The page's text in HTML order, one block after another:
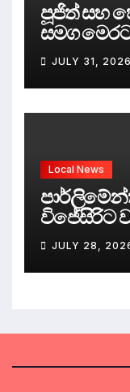
පූජිත් සහ
සමග
ඇත්තේ
JULY 31, 2026
Local News
විජේසිරිට
දඬුවම්.
JULY 28,